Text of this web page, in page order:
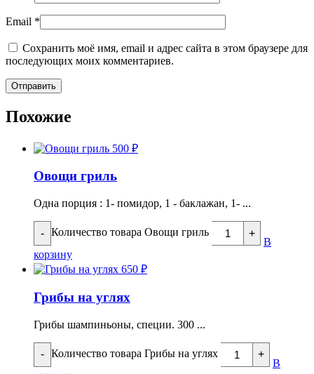
Email *
Сохранить моё имя, email и адрес сайта в этом браузере для
последующих моих комментариев.
Похожие
500 ₽
Овощи гриль
Одна порция : 1- помидор, 1 - баклажан, 1- ...
- Количество товара Овощи гриль +
В
корзину
650 ₽
Грибы на углях
Грибы шампиньоны, специи. 300 ...
- Количество товара Грибы на углях +
В